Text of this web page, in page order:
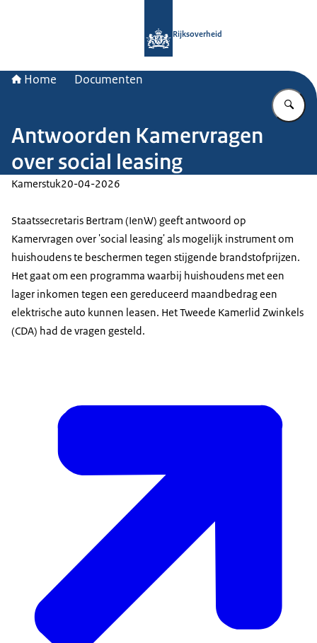
Rijksoverheid
Home Documenten
Antwoorden Kamervragen
over social leasing
Kamerstuk20-04-2026
Staatssecretaris Bertram (IenW) geeft antwoord op
Kamervragen over 'social leasing' als mogelijk instrument om
huishoudens te beschermen tegen stijgende brandstofprijzen.
Het gaat om een programma waarbij huishoudens met een
lager inkomen tegen een gereduceerd maandbedrag een
elektrische auto kunnen leasen. Het Tweede Kamerlid Zwinkels
(CDA) had de vragen gesteld.